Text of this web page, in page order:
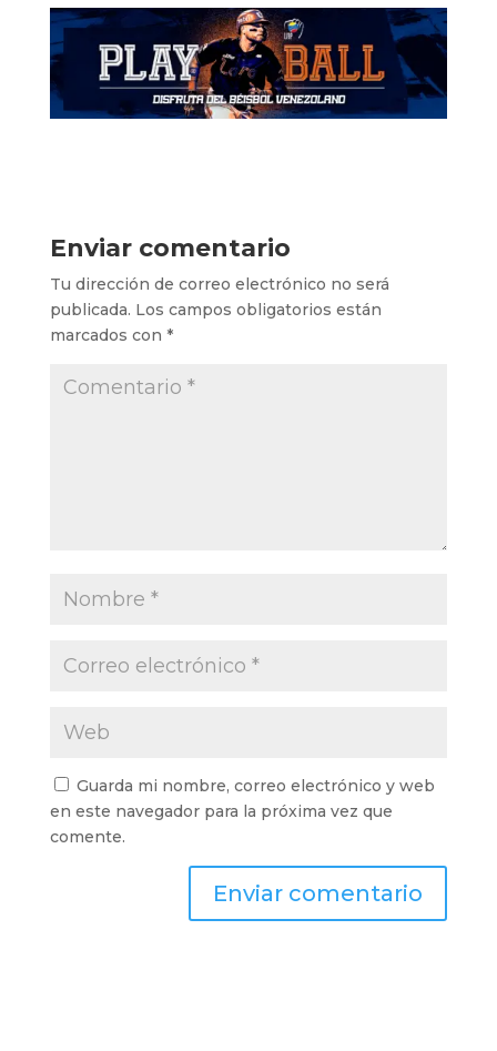
Enviar comentario
Tu dirección de correo electrónico no será
publicada. Los campos obligatorios están
marcados con *
Guarda mi nombre, correo electrónico y web
en este navegador para la próxima vez que
comente.